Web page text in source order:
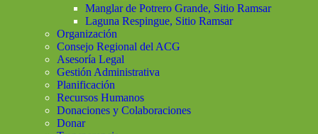
Manglar de Potrero Grande, Sitio Ramsar
Laguna Respingue, Sitio Ramsar
Organización
Consejo Regional del ACG
Asesoría Legal
Gestión Administrativa
Planificación
Recursos Humanos
Donaciones y Colaboraciones
Donar